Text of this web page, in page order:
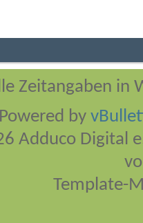
Zeitangaben in
Powered by
Adduco Digital
Template-